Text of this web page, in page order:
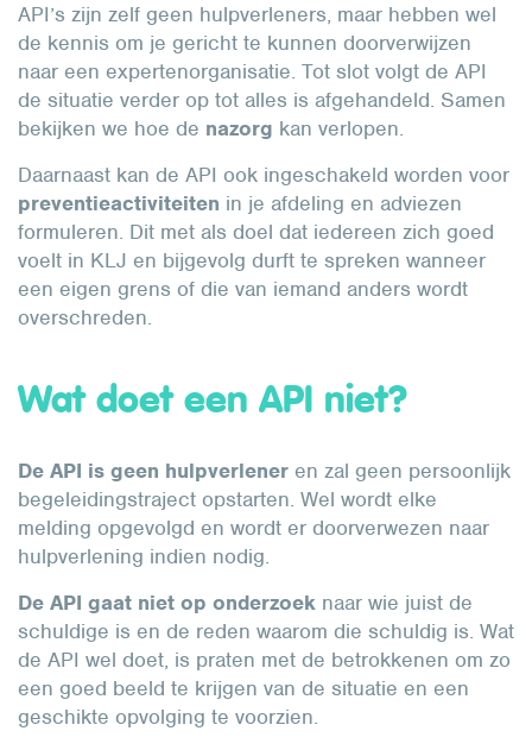
API’s zijn zelf geen hulpverleners, maar hebben wel
de kennis om je gericht te kunnen doorverwijzen
naar een expertenorganisatie. Tot slot volgt de API
de situatie verder op tot alles is afgehandeld. Samen
bekijken we hoe de nazorg kan verlopen.
Daarnaast kan de API ook ingeschakeld worden voor
preventieactiviteiten in je afdeling en adviezen
formuleren. Dit met als doel dat iedereen zich goed
voelt in KLJ en bijgevolg durft te spreken wanneer
een eigen grens of die van iemand anders wordt
overschreden.
Wat doet een API niet?
De API is geen hulpverlener en zal geen persoonlijk
begeleidingstraject opstarten. Wel wordt elke
melding opgevolgd en wordt er doorverwezen naar
hulpverlening indien nodig.
De API gaat niet op onderzoek naar wie juist de
schuldige is en de reden waarom die schuldig is. Wat
de API wel doet, is praten met de betrokkenen om zo
een goed beeld te krijgen van de situatie en een
geschikte opvolging te voorzien.